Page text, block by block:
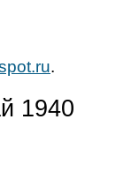
.
1940